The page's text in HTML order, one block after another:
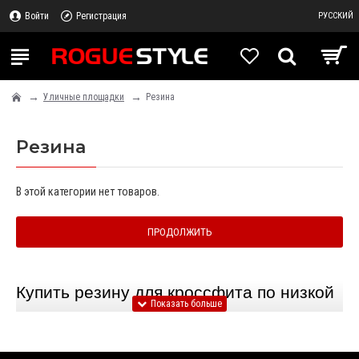
Войти Регистрация РУССКИЙ
Уличные площадки Резина
Резина
В этой категории нет товаров.
ПРОДОЛЖИТЬ
Купить резину для кроссфита по низкой